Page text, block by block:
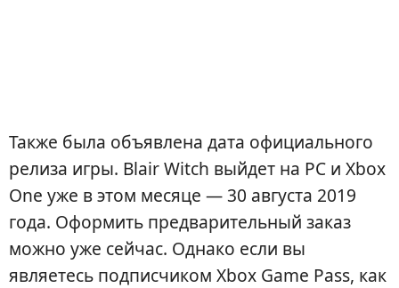
Также была объявлена дата официального
релиза игры. Blair Witch выйдет на PC и Xbox
One уже в этом месяце — 30 августа 2019
года. Оформить предварительный заказ
можно уже сейчас. Однако если вы
являетесь подписчиком Xbox Game Pass, как